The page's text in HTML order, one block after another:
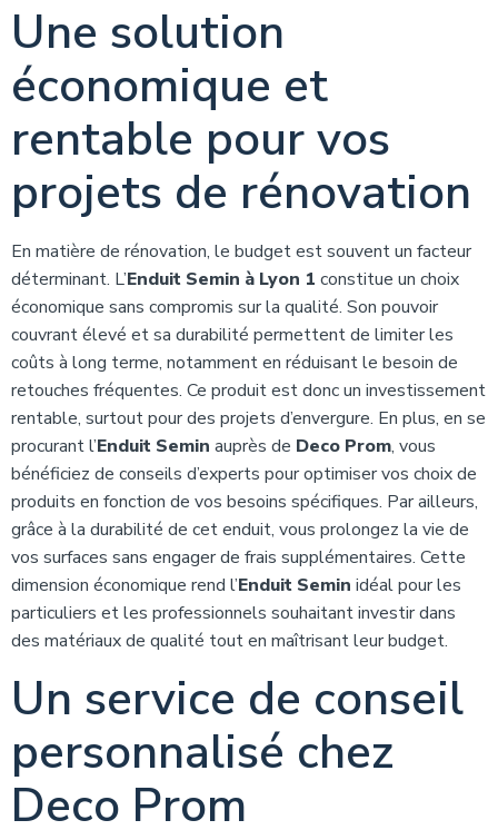
Une solution
économique et
rentable pour vos
projets de rénovation
En matière de rénovation, le budget est souvent un facteur
déterminant. L’Enduit Semin à Lyon 1 constitue un choix
économique sans compromis sur la qualité. Son pouvoir
couvrant élevé et sa durabilité permettent de limiter les
coûts à long terme, notamment en réduisant le besoin de
retouches fréquentes. Ce produit est donc un investissement
rentable, surtout pour des projets d’envergure. En plus, en se
procurant l’Enduit Semin auprès de Deco Prom, vous
bénéficiez de conseils d’experts pour optimiser vos choix de
produits en fonction de vos besoins spécifiques. Par ailleurs,
grâce à la durabilité de cet enduit, vous prolongez la vie de
vos surfaces sans engager de frais supplémentaires. Cette
dimension économique rend l’Enduit Semin idéal pour les
particuliers et les professionnels souhaitant investir dans
des matériaux de qualité tout en maîtrisant leur budget.
Un service de conseil
personnalisé chez
Deco Prom